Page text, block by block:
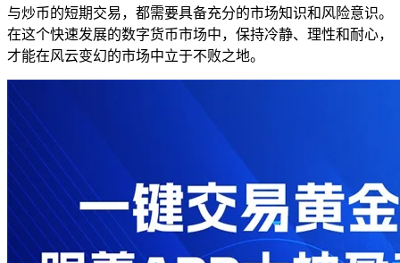
与炒币的短期交易，都需要具备充分的市场知识和风险意识。
在这个快速发展的数字货币市场中，保持冷静、理性和耐心，
才能在风云变幻的市场中立于不败之地。